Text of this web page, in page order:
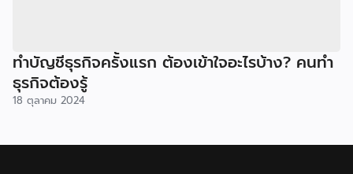
ทำบัญชีธุรกิจครั้งแรก ต้องเข้าใจอะไรบ้าง? คนทำ
ธุรกิจต้องรู้
18 ตุลาคม 2024